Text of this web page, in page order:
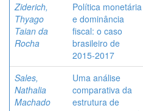
Ziderich,
Thyago
Taian da
Rocha
Política monetária
e dominância
fiscal: o caso
brasileiro de
2015-2017
Sales,
Nathalia
Machado
Uma análise
comparativa da
estrutura de